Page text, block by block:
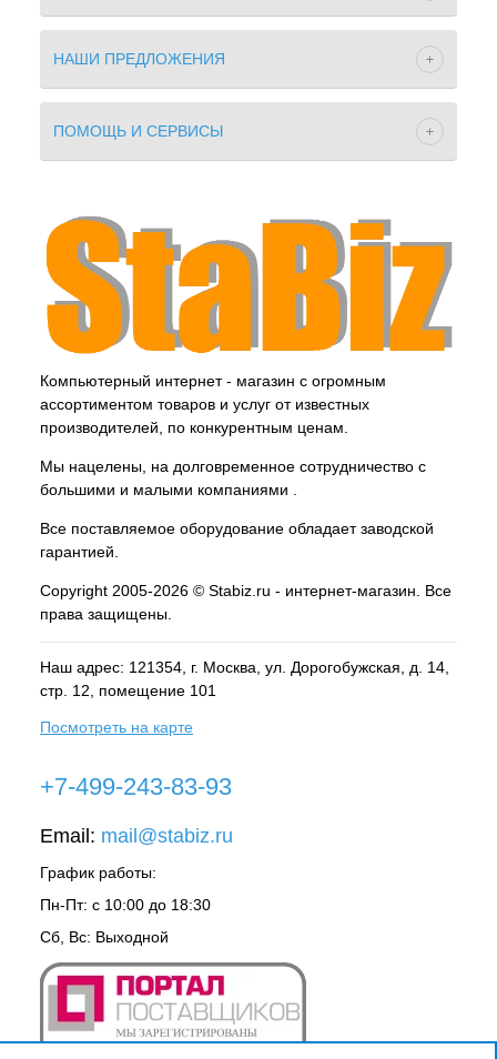
НАШИ ПРЕДЛОЖЕНИЯ
ПОМОЩЬ И СЕРВИСЫ
Компьютерный интернет - магазин с огромным
ассортиментом товаров и услуг от известных
производителей, по конкурентным ценам.
Мы нацелены, на долговременное сотрудничество с
большими и малыми компаниями .
Все поставляемое оборудование обладает заводской
гарантией.
Copyright 2005-2026 © Stabiz.ru - интернет-магазин. Все
права защищены.
Наш адрес: 121354, г. Москва , ул. Дорогобужская, д. 14,
стр. 12, помещение 101
Посмотреть на карте
+7-499-243-83-93
Email: mail@stabiz.ru
График работы:
Пн-Пт: с 10:00 до 18:30
Сб, Вс: Выходной